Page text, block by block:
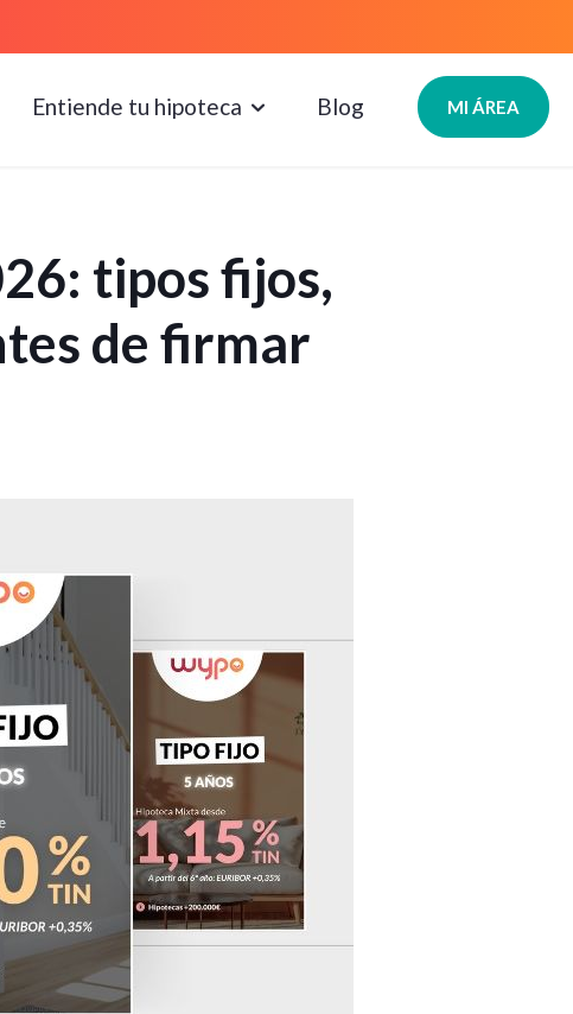
Entiende tu hipoteca Blog MI ÁREA
tipos fijos,
de firmar